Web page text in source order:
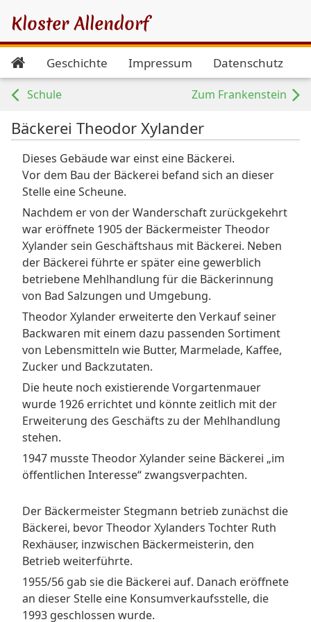
Kloster Allendorf
Geschichte Impressum Datenschutz
Schule Zum Frankenstein
Bäckerei Theodor Xylander
Dieses Gebäude war einst eine Bäckerei.
Vor dem Bau der Bäckerei befand sich an dieser
Stelle eine Scheune.
Nachdem er von der Wanderschaft zurückgekehrt
war eröffnete 1905 der Bäckermeister Theodor
Xylander sein Geschäftshaus mit Bäckerei. Neben
der Bäckerei führte er später eine gewerblich
betriebene Mehlhandlung für die Bäckerinnung
von Bad Salzungen und Umgebung.
Theodor Xylander erweiterte den Verkauf seiner
Backwaren mit einem dazu passenden Sortiment
von Lebensmitteln wie Butter, Marmelade, Kaffee,
Zucker und Backzutaten.
Die heute noch existierende Vorgartenmauer
wurde 1926 errichtet und könnte zeitlich mit der
Erweiterung des Geschäfts zu der Mehlhandlung
stehen.
1947 musste Theodor Xylander seine Bäckerei „im
öffentlichen Interesse“ zwangsverpachten.
Der Bäckermeister Stegmann betrieb zunächst die
Bäckerei, bevor Theodor Xylanders Tochter Ruth
Rexhäuser, inzwischen Bäckermeisterin, den
Betrieb weiterführte.
1955/56 gab sie die Bäckerei auf. Danach eröffnete
an dieser Stelle eine Konsumverkaufsstelle, die
1993 geschlossen wurde.